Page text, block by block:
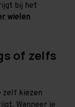
bij het
wielen
of zelfs
zelf kiezen